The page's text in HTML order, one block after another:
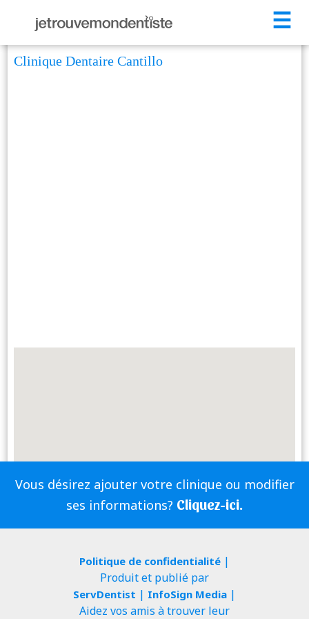
☰
Clinique Dentaire Cantillo
Vous désirez ajouter votre clinique ou modifier
ses informations? Cliquez-ici.
Politique de confidentialité|
Produit et publié par
ServDentist | InfoSign Media|
Aidez vos amis à trouver leur